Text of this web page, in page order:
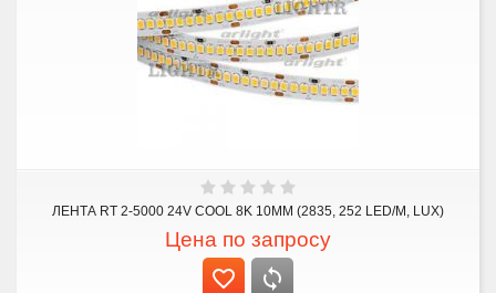
ЛЕНТА RT 2-5000 24V COOL 8K 10MM (2835, 252 LED/M, LUX)
Цена по запросу